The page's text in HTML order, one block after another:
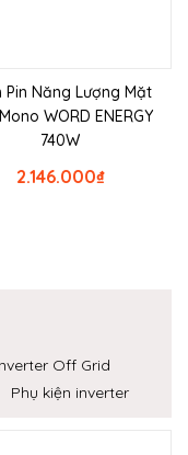
Pin Năng Lượng Mặt
WORD ENERGY
740W
₫
2.146.000
Off Grid
Phụ kiện inverter